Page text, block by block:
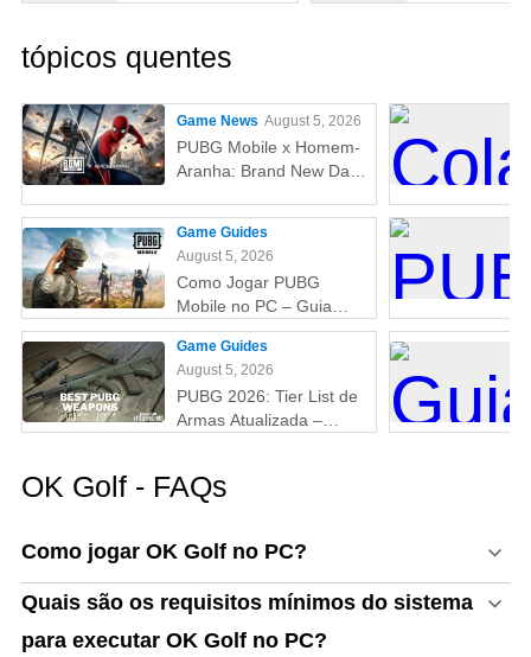
tópicos quentes
Game News August 5, 2026
PUBG Mobile x Homem-
Aranha: Brand New Day
que você precisa saber!
Game Guides
August 5, 2026
Como Jogar PUBG
Mobile no PC – Guia
Passo a Passo com
Emulador (Atualizado
2026)
Game Guides
August 5, 2026
PUBG 2026: Tier List de
Armas Atualizada –
OK Golf - FAQs
Como jogar OK Golf no PC?
Quais são os requisitos mínimos do sistema
para executar OK Golf no PC?